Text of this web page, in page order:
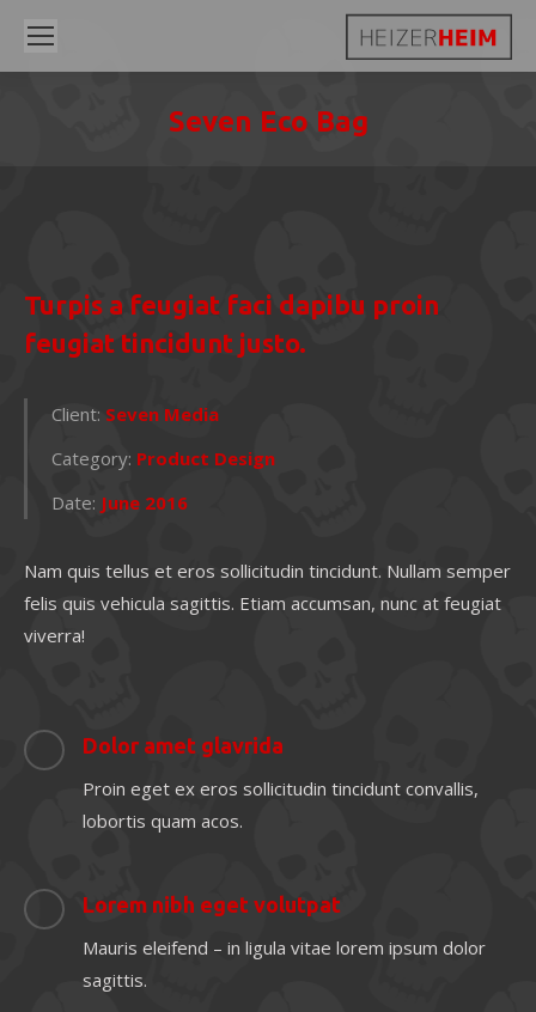
Seven Eco Bag
Turpis a feugiat faci dapibu proin
feugiat tincidunt justo.
Client: Seven Media
Category: Product Design
Date: June 2016
Nam quis tellus et eros sollicitudin tincidunt. Nullam semper
felis quis vehicula sagittis. Etiam accumsan, nunc at feugiat
viverra!
Dolor amet glavrida
Proin eget ex eros sollicitudin tincidunt convallis,
lobortis quam acos.
Lorem nibh eget volutpat
Mauris eleifend – in ligula vitae lorem ipsum dolor
sagittis.